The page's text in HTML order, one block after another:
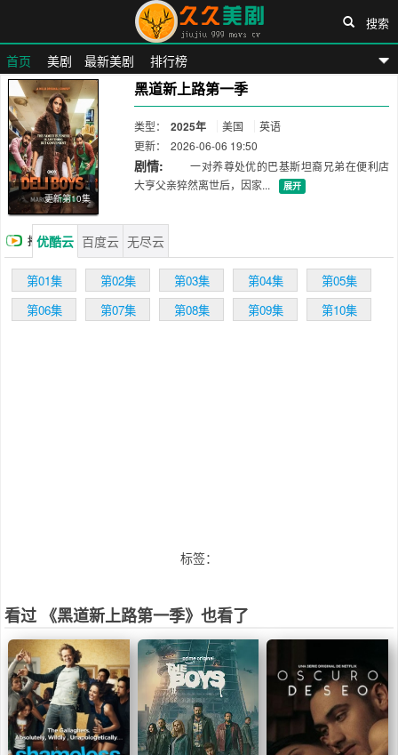
久久美剧网
首页 美剧 最新美剧 排行榜
搜索
更新第10集
黑道新上路第一季
类型： 2025年 美国
英语
更新：
2026-06-06 19:50
剧情:
一对养尊处优的巴基斯坦裔兄弟在便利店
大亨父亲猝然离世后，因家...
展开
播优酷云 百度云 无尽云
第01集 第02集 第03集 第04集
第05集
第06集
第07集 第08集 第09集 第10集
标签：
看过 《黑道新上路第一季》也看了